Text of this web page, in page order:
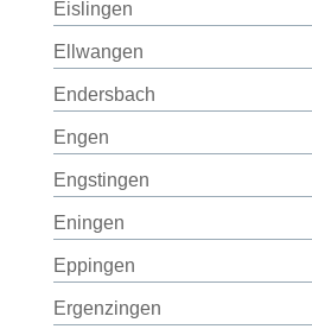
Eislingen
Ellwangen
Endersbach
Engen
Engstingen
Eningen
Eppingen
Ergenzingen